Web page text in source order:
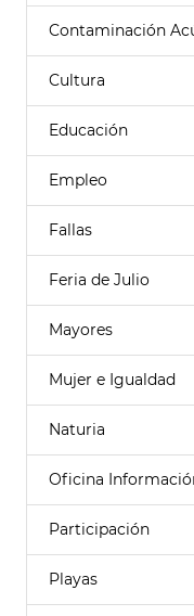
Contaminación
Cultura
Educación
Empleo
Fallas
Feria de Julio
Mayores
Mujer e Igualdad
Naturia
Oficina
Participación
Playas